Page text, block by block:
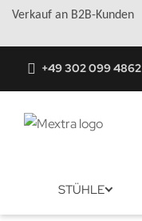
Verkauf an B2B-Kunden
+49 302 099 4862
STÜHLE